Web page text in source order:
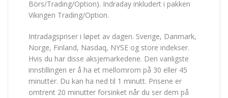
Börs/Trading/Option). Indraday inkludert i pakken
Vikingen Trading/Option.
Intradagspriser i løpet av dagen. Sverige, Danmark,
Norge, Finland, Nasdaq, NYSE og store indekser.
Hvis du har disse aksjemarkedene. Den vanligste
innstillingen er å ha et mellomrom på 30 eller 45
minutter. Du kan ha ned til 1 minutt. Prisene er
omtrent 20 minutter forsinket når du ser dem på